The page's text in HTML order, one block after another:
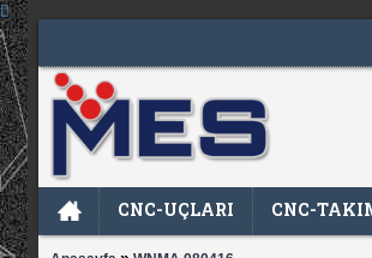
CNC-UÇLARI CNC-